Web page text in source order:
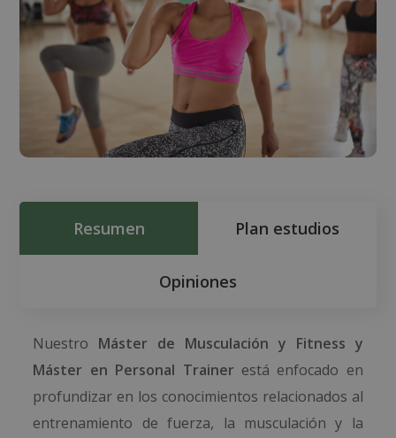
Resumen Plan estudios
Opiniones
Nuestro Máster de Musculación y Fitness y
Máster en Personal Trainer está enfocado en
profundizar en los conocimientos relacionados al
entrenamiento de fuerza, la musculación y la